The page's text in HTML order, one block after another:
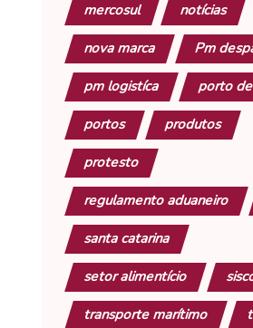
mercosul notícias
nova marca Pm
pm logistíca porto
portos produtos
protesto
regulamento aduaneiro
santa catarina
setor alimentício
transporte marítimo